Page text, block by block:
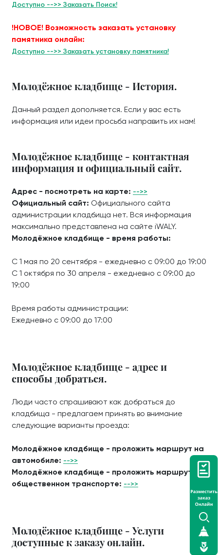
Доступно -->> Заказать Поиск!
!НОВОЕ! Возможность заказать установку
памятника онлайн:
Доступно -->> Заказать установку памятника!
Молодёжное кладбище - История.
Данный раздел дополняется. Если у вас есть
информация или идеи просьба направить их нам!
Молодёжное кладбище - контактная
информация и официальный сайт.
Адрес - посмотреть на карте: -->>
Официальный сайт: Официального сайта
администрации кладбища нет. Вся информация
максимально представлена на сайте iWALY.
Молодёжное кладбище - время работы:
С 1 мая по 20 сентября - ежедневно с 09:00 до 19:00
С 1 октября по 30 апреля - ежедневно с 09:00 до
19:00
Время работы администрации:
Ежедневно с 09:00 до 17:00
Молодёжное кладбище - адрес и
способы добраться.
Люди часто спрашивают как добраться до
кладбища - предлагаем принять во внимание
следующие варианты проезда:
Молодёжное кладбище - проложить маршрут на
автомобиле: -->>
Молодёжное кладбище - проложить маршрут на
общественном транспорте: -->>
Молодёжное кладбище - Услуги
доступные к заказу онлайн.